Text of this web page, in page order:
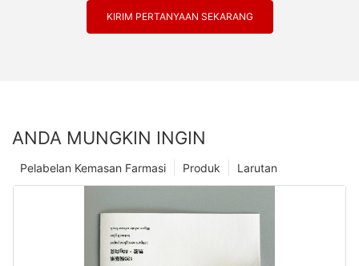
KIRIM PERTANYAAN SEKARANG
ANDA MUNGKIN INGIN
Larutan
Produk
Pelabelan Kemasan Farmasi